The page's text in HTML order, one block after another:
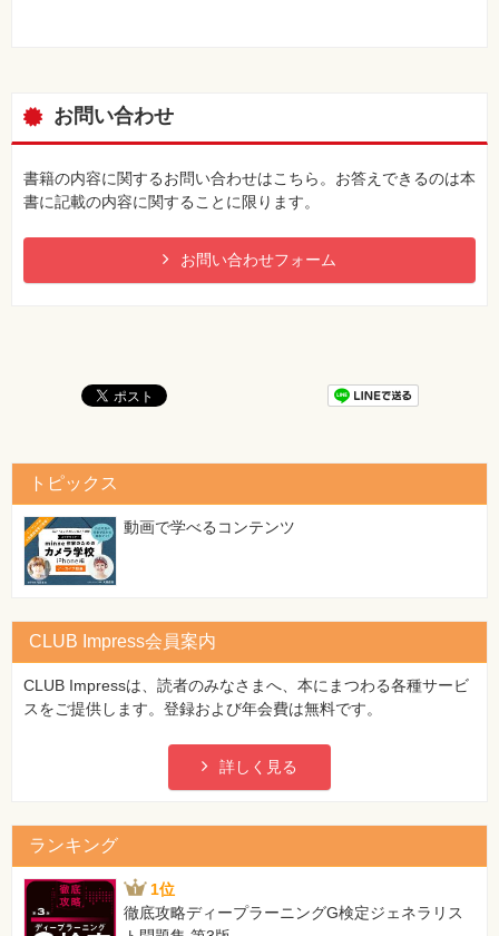
お問い合わせ
書籍の内容に関するお問い合わせはこちら。お答えできるのは本
書に記載の内容に関することに限ります。
お問い合わせフォーム
トピックス
動画で学べるコンテンツ
CLUB Impress会員案内
CLUB Impressは、読者のみなさまへ、本にまつわる各種サービ
スをご提供します。登録および年会費は無料です。
詳しく見る
ランキング
1位
徹底攻略ディープラーニングG検定ジェネラリス